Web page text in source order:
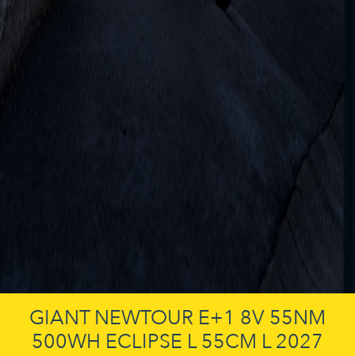
GIANT NEWTOUR E+1 8V 55NM
500WH ECLIPSE L 55CM L 2027